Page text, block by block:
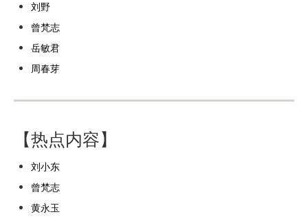
刘野
曾梵志
岳敏君
周春芽
【热点内容】
刘小东
曾梵志
黄永玉